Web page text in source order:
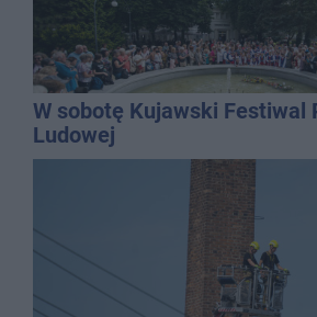
W sobotę Kujawski Festiwal
Ludowej